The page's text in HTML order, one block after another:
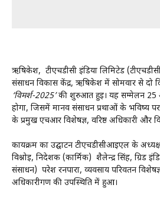
ऋषिकेश, टीएचडीसी इंडिया लिमिटेड
संसाधन विकास केंद्र, ऋषिकेश में सोमवार से दो
‘विमर्श-2025’की शुरुआत हुई। यह सम्मेलन
होगा, जिसमें मानव संसाधन प्रथाओं के भविष्य
के प्रमुख एचआर विशेषज्ञ, वरिष्ठ अधिकारी और
कार्यक्रम का उद्घाटन टीएचडीसीआईएल के
विश्नोई, निदेशक (कार्मिक) शैलेन्द्र सिंह, ग्रिड
संसाधन) परेश रनपारा, व्यवसाय परिवर्तन
अधिकारीगण की उपस्थिति में हुआ।